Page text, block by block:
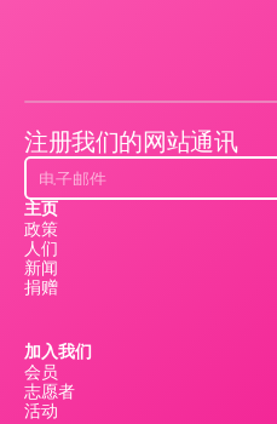
注册我们的网站通讯
主页
政策
人们
新闻
捐赠
加入我们
会员
志愿者
活动